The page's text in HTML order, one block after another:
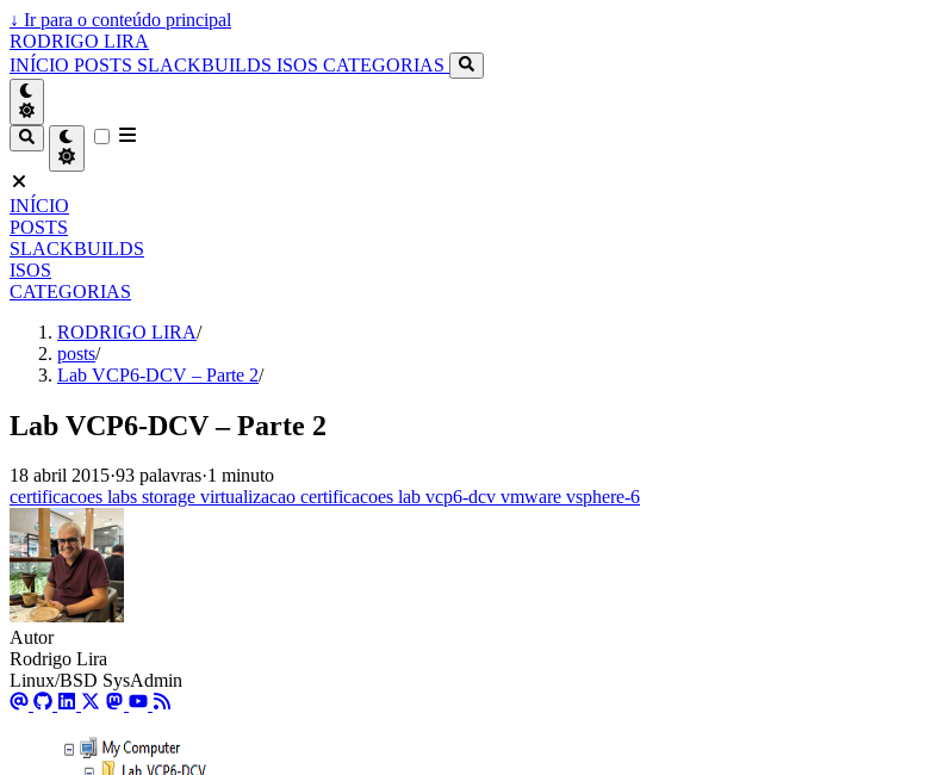
↓ Ir para o conteúdo principal
RODRIGO LIRA
INÍCIO POSTS SLACKBUILDS ISOS CATEGORIAS
INÍCIO
POSTS
SLACKBUILDS
ISOS
CATEGORIAS
RODRIGO LIRA/
posts/
Lab VCP6-DCV – Parte 2/
Lab VCP6-DCV – Parte 2
18 abril 2015·93 palavras·1 minuto
certificacoes labs storage virtualizacao certificacoes lab vcp6-dcv vmware vsphere-6
Autor
Rodrigo Lira
Linux/BSD SysAdmin